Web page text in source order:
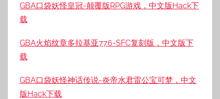
GBA口袋妖怪皇冠-颠覆版RPG游戏，中文版Hack下
载
GBA火焰纹章多拉基亚776-SFC复刻版，中文版下
载
GBA口袋妖怪神话传说-炎帝水君雷公宝可梦，中文
版Hack下载